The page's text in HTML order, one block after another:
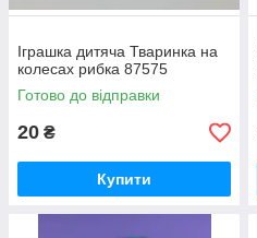
Іграшка дитяча Тваринка на
колесах рибка 87575
Готово до відправки
20 ₴
Купити